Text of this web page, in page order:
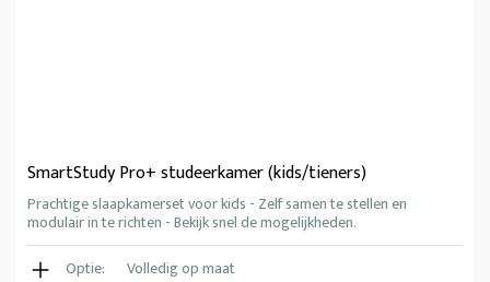
SmartStudy Pro+ studeerkamer (kids/tieners)
Prachtige slaapkamerset voor kids - Zelf samen te stellen en
modulair in te richten - Bekijk snel de mogelijkheden.
Optie:
Volledig op maat